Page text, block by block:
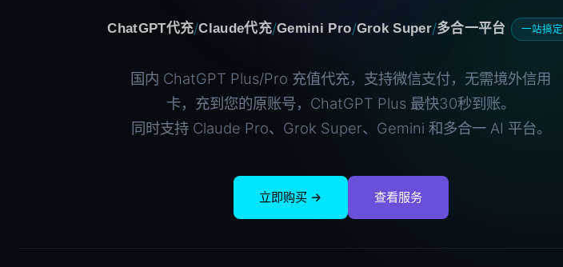
ChatGPT代充/Claude代充/Gemini Pro/Grok Super/多合一平台 一站搞定
国内 ChatGPT Plus/Pro 充值代充，支持微信支付，无需境外信用
卡，充到您的原账号，ChatGPT Plus 最快30秒到账。
同时支持 Claude Pro、Grok Super、Gemini 和多合一 AI 平台。
立即购买 → 查看服务